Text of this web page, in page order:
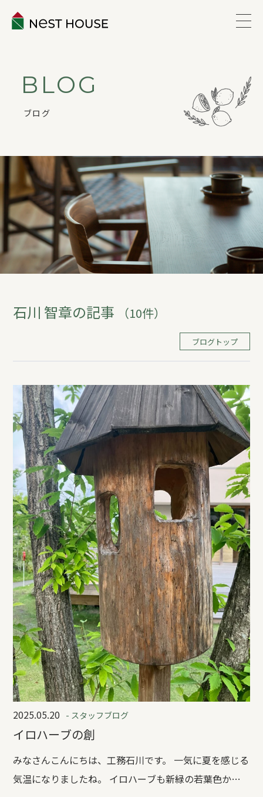
ABOUT
LINEUP
VOICE
ESTATE
REFORM
BLOG
モデルハウス来場予約
新築住宅のお問い合わせ
リフォームのお問い合わせ
BLOG
ブログ
石川 智章の記事 （10件）
ブログトップ
2025.05.20 - スタッフブログ
イロハーブの創
みなさんこんにちは、工務石川です。 一気に夏を感じる
気温になりましたね。 イロハーブも新緑の若葉色から